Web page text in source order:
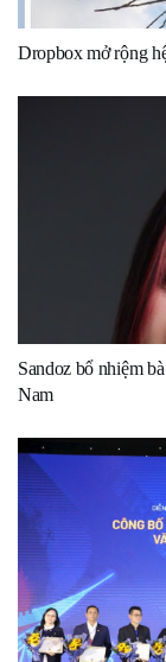
Dropbox mở rộng
Sandoz bổ nhiệm
Nam